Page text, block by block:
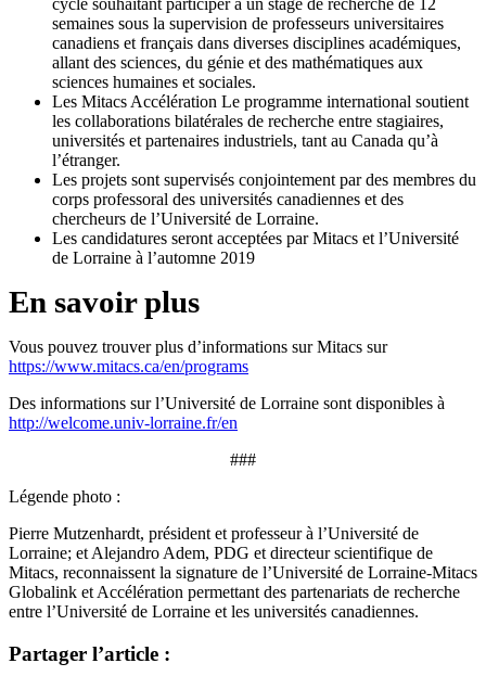
semaines sous la supervision de professeurs universitaires
canadiens et français dans diverses disciplines académiques,
allant des sciences, du génie et des mathématiques aux
sciences humaines et sociales.
Les Mitacs Accélération Le programme international soutient
les collaborations bilatérales de recherche entre stagiaires,
universités et partenaires industriels, tant au Canada qu’à
l’étranger.
Les projets sont supervisés conjointement par des membres du
corps professoral des universités canadiennes et des
chercheurs de l’Université de Lorraine.
Les candidatures seront acceptées par Mitacs et l’Université
de Lorraine à l’automne 2019
En savoir plus
Vous pouvez trouver plus d’informations sur Mitacs sur
https://www.mitacs.ca/en/programs
Des informations sur l’Université de Lorraine sont disponibles à
http://welcome.univ-lorraine.fr/en
###
Légende photo :
Pierre Mutzenhardt, président et professeur à l’Université de
Lorraine; et Alejandro Adem, PDG et directeur scientifique de
Mitacs, reconnaissent la signature de l’Université de Lorraine-Mitacs
Globalink et Accélération permettant des partenariats de recherche
entre l’Université de Lorraine et les universités canadiennes.
Partager l’article :